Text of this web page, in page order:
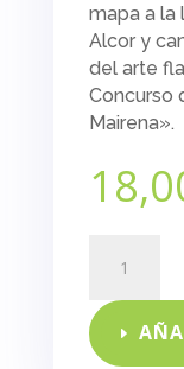
mapa a la
Alcor y
del arte
Concurso
Mairena».
de
saber
escuchar